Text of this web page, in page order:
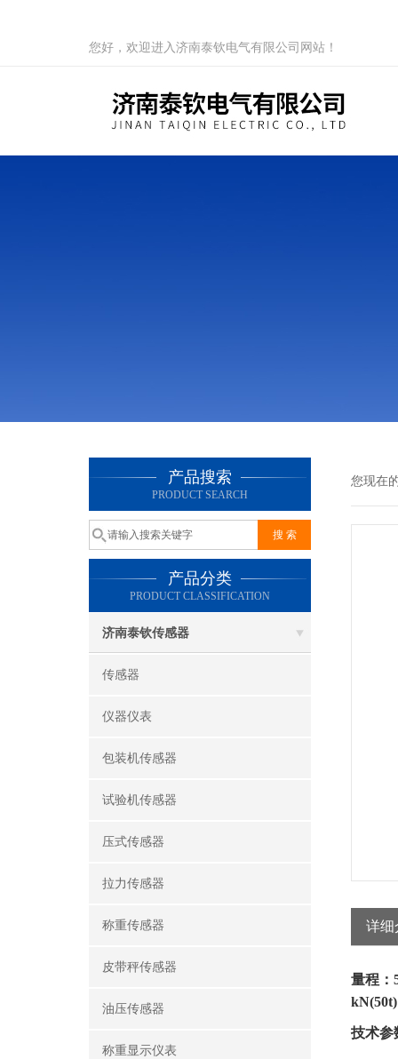
您好，欢迎进入济南泰钦电气有限公司网站！
产品搜索
PRODUCT SEARCH
产品分类
PRODUCT CLASSIFICATION
济南泰钦传感器
传感器
仪器仪表
包装机传感器
试验机传感器
压式传感器
拉力传感器
称重传感器
皮带秤传感器
油压传感器
称重显示仪表
您现在
详细
量程：
技术参